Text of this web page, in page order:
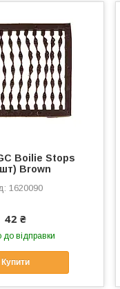
Boilie Stops
Brown
1620090
42 ₴
до відправки
Купити